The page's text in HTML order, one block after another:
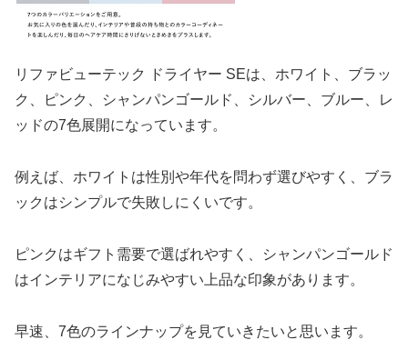
リファビューテック ドライヤー SEは、ホワイト、ブラッ
ク、ピンク、シャンパンゴールド、シルバー、ブルー、レ
ッドの7色展開になっています。
例えば、ホワイトは性別や年代を問わず選びやすく、ブラ
ックはシンプルで失敗しにくいです。
ピンクはギフト需要で選ばれやすく、シャンパンゴールド
はインテリアになじみやすい上品な印象があります。
早速、7色のラインナップを見ていきたいと思います。